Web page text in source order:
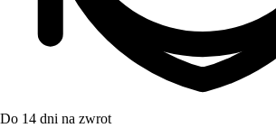
Do 14 dni na zwrot